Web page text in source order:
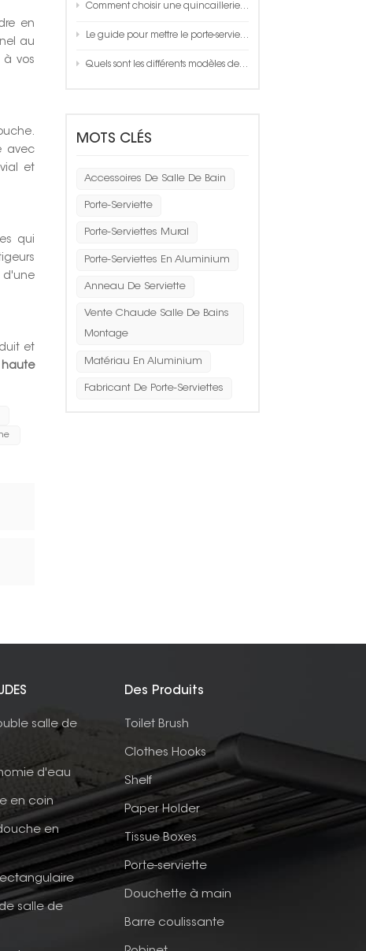
Comment choisir une quincaillerie aluminium space de qualité ?
Le guide pour mettre le porte-serviettes dans votre salle de bain
Quels sont les différents modèles de pulvérisation disponibles sur une douchette à main ?
MOTS CLÉS
Accessoires De Salle De Bain
Porte-Serviette
Porte-Serviettes Mural
Porte-Serviettes En Aluminium
Anneau De Serviette
Vente Chaude Salle De Bains
Montage
Matériau En Aluminium
Fabricant De Porte-Serviettes
en
au
à vos
avec
et
qui
et
salle de
d'eau
en coin
en
salle de
Des Produits
Toilet Brush
Clothes Hooks
Shelf
Paper Holder
Tissue Boxes
Porte-serviette
Douchette à main
Barre coulissante